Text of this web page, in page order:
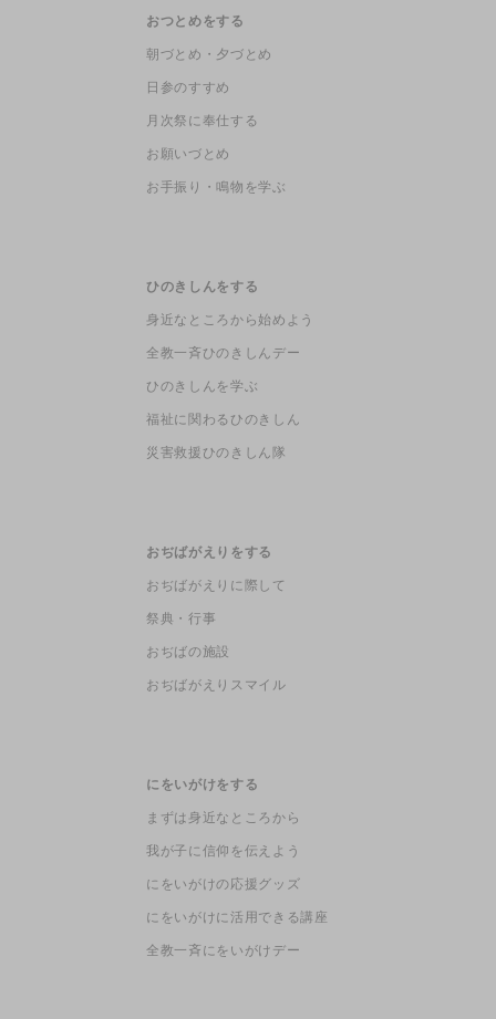
おつとめをする
朝づとめ・夕づとめ
日参のすすめ
月次祭に奉仕する
お願いづとめ
お手振り・鳴物を学ぶ
ひのきしんをする
身近なところから始めよう
全教一斉ひのきしんデー
ひのきしんを学ぶ
福祉に関わるひのきしん
災害救援ひのきしん隊
おぢばがえりをする
おぢばがえりに際して
祭典・行事
おぢばの施設
おぢばがえりスマイル
にをいがけをする
まずは身近なところから
我が子に信仰を伝えよう
にをいがけの応援グッズ
にをいがけに活用できる講座
全教一斉にをいがけデー